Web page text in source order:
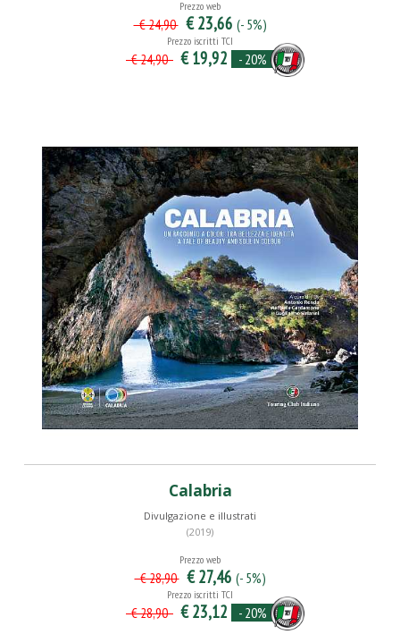
Prezzo web
€ 24,90 € 23,66 (- 5%)
Prezzo iscritti TCI
€ 24,90 € 19,92 - 20%
Calabria
Divulgazione e illustrati
(2019)
Prezzo web
€ 28,90 € 27,46 (- 5%)
Prezzo iscritti TCI
€ 28,90 € 23,12 - 20%